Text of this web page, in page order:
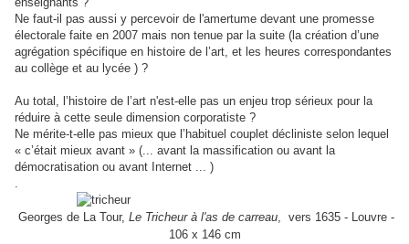
Ne faut-il pas aussi y percevoir de l'amertume devant une promesse
électorale faite en 2007 mais non tenue par la suite (la création d’une
agrégation spécifique en histoire de l’art, et les heures correspondantes
au collège et au lycée ) ?
Au total, l’histoire de l’art n'est-elle pas un enjeu trop sérieux pour la
réduire à cette seule dimension corporatiste ?
Ne mérite-t-elle pas mieux que l’habituel couplet décliniste selon lequel
« c’était mieux avant » (... avant la massification ou avant la
démocratisation ou avant Internet ... )
.
Georges de La Tour, Le Tricheur à l'as de carreau, vers 1635 - Louvre -
106 x 146 cm